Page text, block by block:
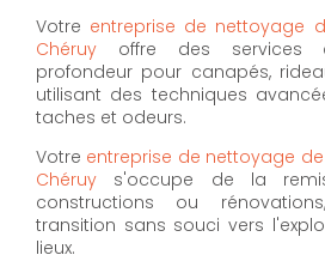
Votre entreprise de nettoyage
Chéruy offre des services
profondeur pour canapés,
utilisant des techniques
taches et odeurs.
Votre entreprise de nettoyage
Chéruy s'occupe de la
constructions ou
transition sans souci vers
lieux.